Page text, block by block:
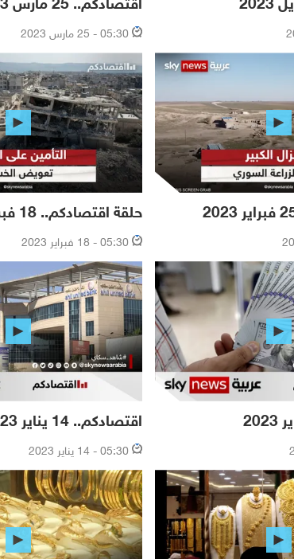
05:30 - 25 مارس 2023
حلقة اقتصادكم.. 18 فبراير 2023
05:30 - 18 فبراير 2023
اقتصادكم.. 14 يناير 2023
05:30 - 14 يناير 2023